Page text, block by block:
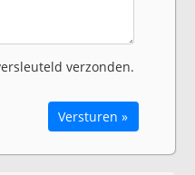
verzonden.
Versturen »